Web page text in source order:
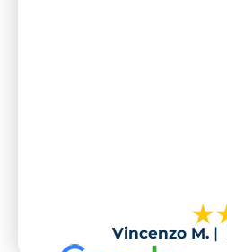
Vincenzo M. |